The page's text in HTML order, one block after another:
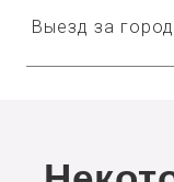
Выезд за